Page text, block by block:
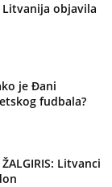
Litvanija objavila
je Đani
fudbala?
ŽALGIRIS: Litvanci